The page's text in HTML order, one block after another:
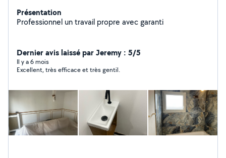
Présentation
Professionnel un travail propre avec garanti
Dernier avis laissé par Jeremy : 5/5
Il y a 6 mois
Excellent, très efficace et très gentil.